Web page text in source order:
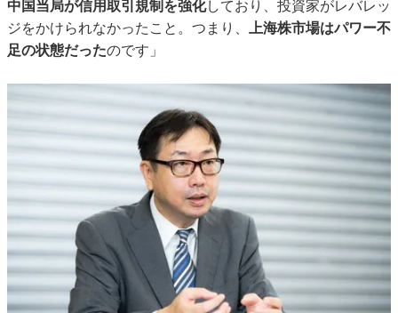
中国当局が信用取引規制を強化しており、投資家がレバレッ
ジをかけられなかったこと。つまり、
上海株市場はパワー不
足の状態だったのです」